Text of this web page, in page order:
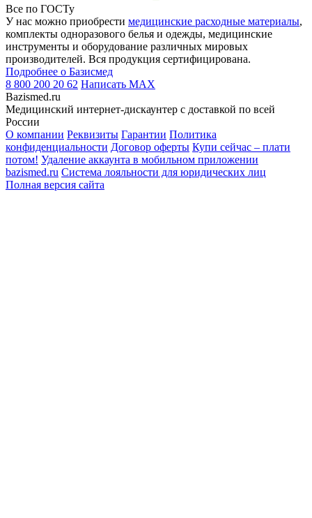
Все по ГОСТу
У нас можно приобрести медицинские расходные материалы,
комплекты одноразового белья и одежды, медицинские
инструменты и оборудование различных мировых
производителей. Вся продукция сертифицирована.
Подробнее о Базисмед
8 800 200 20 62 Написать MAX
Bazismed.ru
Медицинский интернет-дискаунтер с доставкой по всей
России
О компании Реквизиты Гарантии Политика
конфиденциальности Договор оферты Купи сейчас – плати
потом! Удаление аккаунта в мобильном приложении
bazismed.ru Система лояльности для юридических лиц
Полная версия сайта